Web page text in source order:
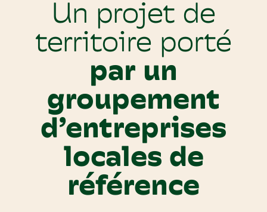
Un projet de
territoire porté
par un
groupement
d’entreprises
locales de
référence